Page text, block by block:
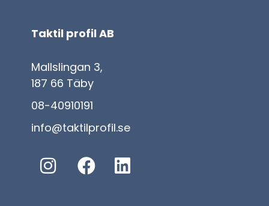
Taktil profil AB
Mallslingan 3,
187 66 Täby
08-40910191
info@taktilprofil.se